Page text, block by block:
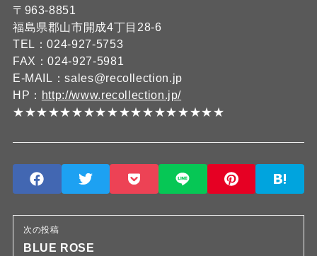
〒963-8851
福島県郡山市開成4丁目28-6
TEL：024-927-5753
FAX：024-927-5981
E-MAIL：sales@recollection.jp
HP： http://www.recollection.jp/
★★★★★★★★★★★★★★★★★★
次の投稿
BLUE ROSE